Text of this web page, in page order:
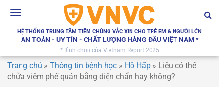
Toggle
HỆ THỐNG TRUNG TÂM TIÊM CHỦNG VẮC XIN CHO TRẺ EM & NGƯỜI LỚN
AN TOÀN - UY TÍN - CHẤT LƯỢNG HÀNG ĐẦU VIỆT NAM *
* Bình chọn của Vietnam Report 2025
Trang chủ » Thông tin bệnh học » Hô Hấp » Liệu có thể
chữa viêm phế quản bằng diện chẩn hay không?